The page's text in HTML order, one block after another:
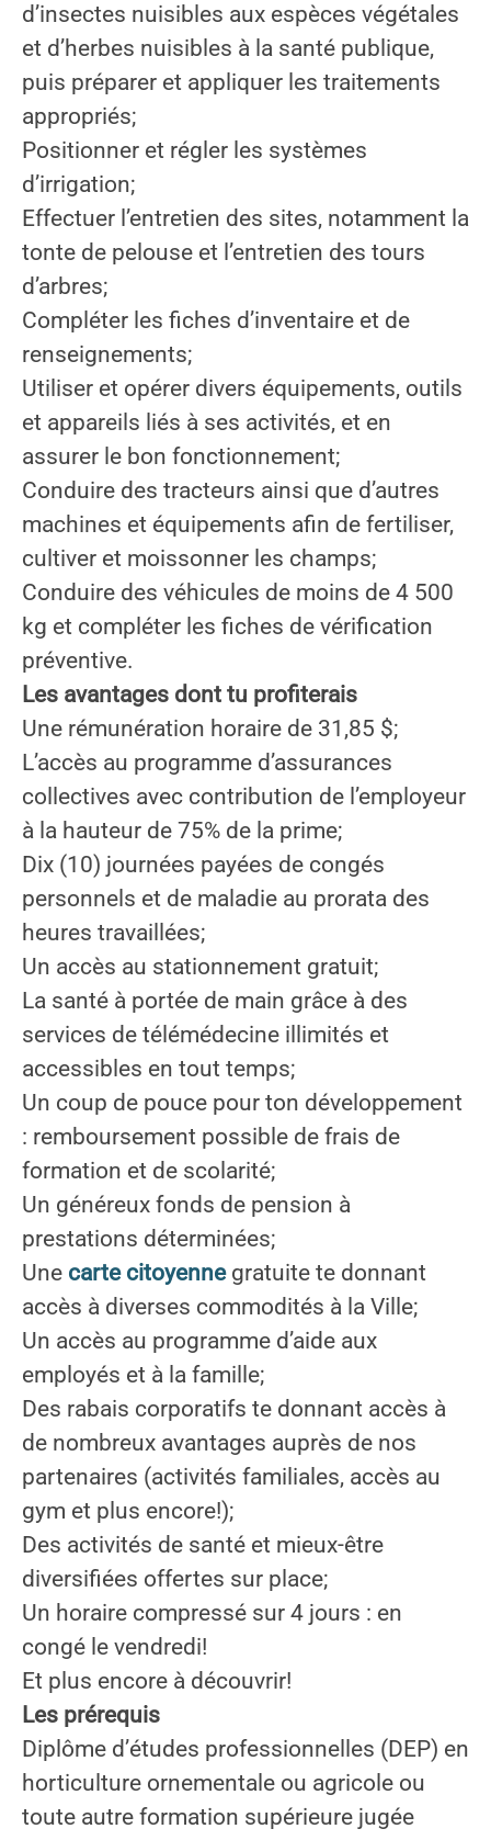
d’insectes nuisibles aux espèces végétales
et d’herbes nuisibles à la santé publique,
puis préparer et appliquer les traitements
appropriés;
Positionner et régler les systèmes
d’irrigation;
Effectuer l’entretien des sites, notamment la
tonte de pelouse et l’entretien des tours
d’arbres;
Compléter les fiches d’inventaire et de
renseignements;
Utiliser et opérer divers équipements, outils
et appareils liés à ses activités, et en
assurer le bon fonctionnement;
Conduire des tracteurs ainsi que d’autres
machines et équipements afin de fertiliser,
cultiver et moissonner les champs;
Conduire des véhicules de moins de 4 500
kg et compléter les fiches de vérification
préventive.
Les avantages dont tu profiterais
Une rémunération horaire de 31,85 $;
L’accès au programme d’assurances
collectives avec contribution de l’employeur
à la hauteur de 75% de la prime;
Dix (10) journées payées de congés
personnels et de maladie au prorata des
heures travaillées;
Un accès au stationnement gratuit;
La santé à portée de main grâce à des
services de télémédecine illimités et
accessibles en tout temps;
Un coup de pouce pour ton développement
: remboursement possible de frais de
formation et de scolarité;
Un généreux fonds de pension à
prestations déterminées;
Une carte citoyennegratuite te donnant
accès à diverses commodités à la Ville;
Un accès au programme d’aide aux
employés et à la famille;
Des rabais corporatifs te donnant accès à
de nombreux avantages auprès de nos
partenaires (activités familiales, accès au
gym et plus encore!);
Des activités de santé et mieux-être
diversifiées offertes sur place;
Un horaire compressé sur 4 jours : en
congé le vendredi!
Et plus encore à découvrir!
Les prérequis
Diplôme d’études professionnelles (DEP) en
horticulture ornementale ou agricole ou
toute autre formation supérieure jugée